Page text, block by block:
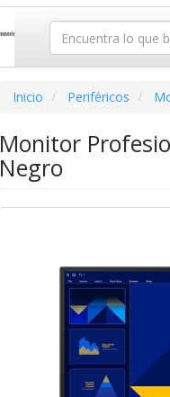
Inicio Periféricos
Monitor
Negro